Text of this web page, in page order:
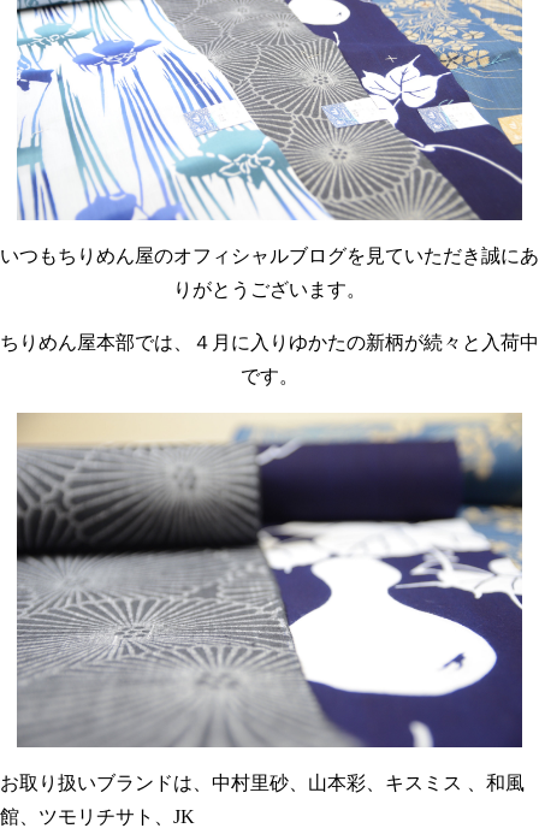
いつもちりめん屋のオフィシャルブログを見ていただき誠にあ
りがとうございます。
ちりめん屋本部では、４月に入りゆかたの新柄が続々と入荷中
です。
お取り扱いブランドは、中村里砂、山本彩、キスミス 、和風
館、ツモリチサト、JK